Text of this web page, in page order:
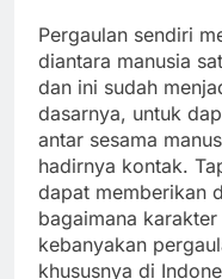
Pergaulan sendiri
diantara manusia
dan ini sudah
dasarnya, untuk
antar sesama
hadirnya kontak.
dapat memberikan
bagaimana
kebanyakan
khususnya di